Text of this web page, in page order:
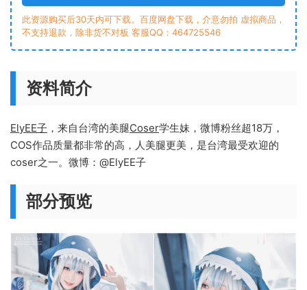
此资源购买后30天内可下载。百度网盘下载，介意勿拍 虚拟商品，
不支持退款，除非货不对板 客服QQ：464725546
资料简介
ElyEE子 ，来自台湾的美腿Coser学生妹，微博粉丝超18万，
COS作品质量都非常的高，人美腿更美，是台湾最受欢迎的
coser之一。微博：@ElyEE子
部分预览